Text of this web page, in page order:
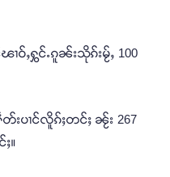
ဝ်ႇႁွင်ႉၵူၼ်းသိုၵ်းမႂ်ႇ 100
းပၢင်လိူၵ်ႈတင်ႈ ၼႂ်း 267
။